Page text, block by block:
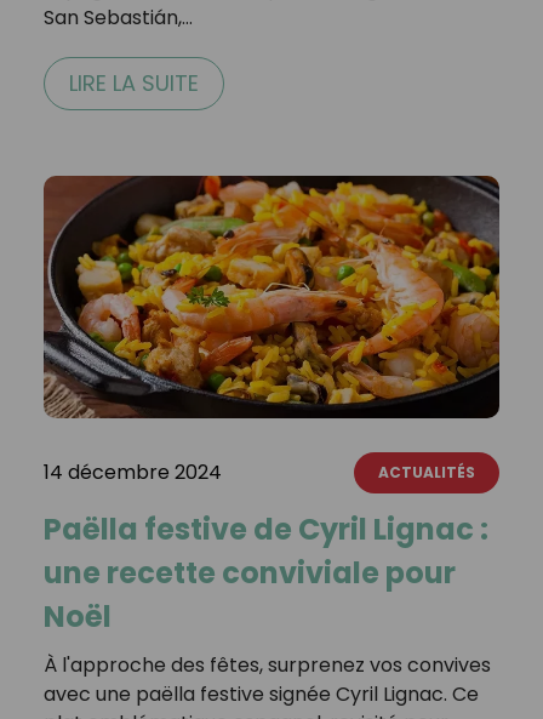
San Sebastián,…
LIRE LA SUITE
14 décembre 2024 ACTUALITÉS
Paëlla festive de Cyril Lignac :
une recette conviviale pour
Noël
À l'approche des fêtes, surprenez vos convives
avec une paëlla festive signée Cyril Lignac. Ce